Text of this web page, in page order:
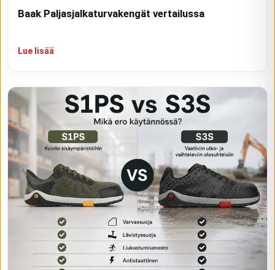
Baak Paljasjalkaturvakengät vertailussa
Lue lisää